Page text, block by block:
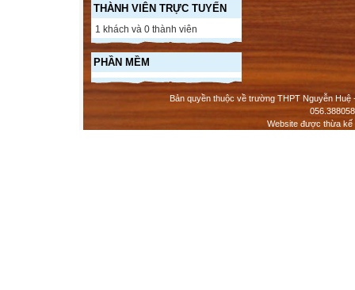
THÀNH VIÊN TRỰC TUYẾN
1 khách và 0 thành viên
PHẦN MỀM
Bản quyền thuộc về trường THPT Nguyễn
Website được thừa